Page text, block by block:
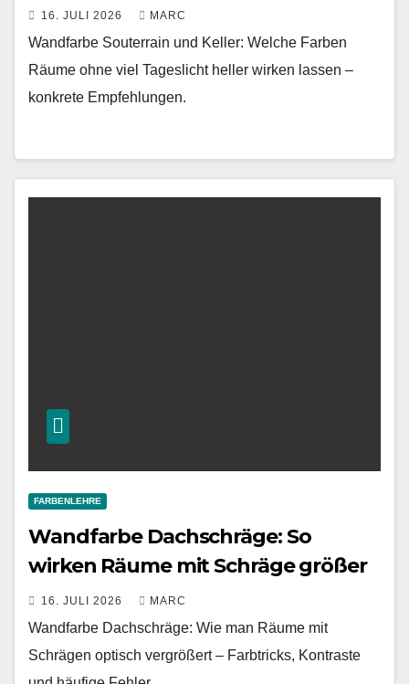
16. JULI 2026 MARC
Wandfarbe Souterrain und Keller: Welche Farben
Räume ohne viel Tageslicht heller wirken lassen –
konkrete Empfehlungen.
FARBENLEHRE
Wandfarbe Dachschräge: So
wirken Räume mit Schräge größer
16. JULI 2026 MARC
Wandfarbe Dachschräge: Wie man Räume mit
Schrägen optisch vergrößert – Farbtricks, Kontraste